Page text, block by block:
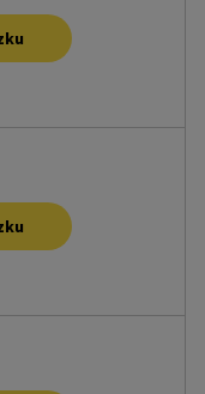
111/A, Nové